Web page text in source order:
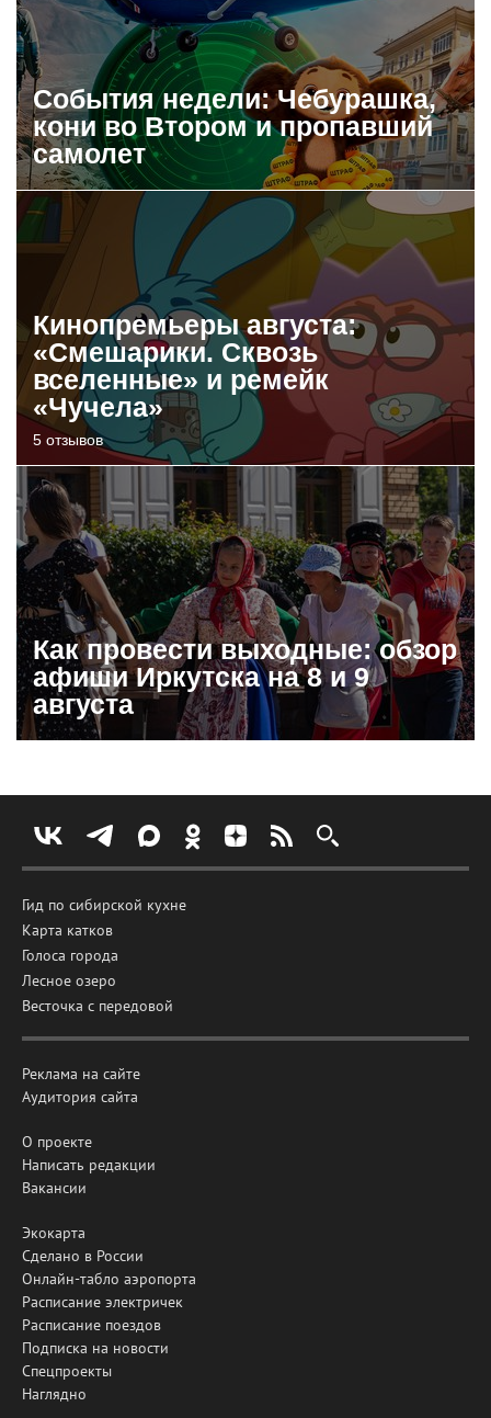
События недели: Чебурашка,
кони во Втором и пропавший
самолет
Кинопремьеры августа:
«Смешарики. Сквозь
вселенные» и ремейк
«Чучела»
5 отзывов
Как провести выходные: обзор
афиши Иркутска на 8 и 9
августа
Гид по сибирской кухне
Карта катков
Голоса города
Лесное озеро
Весточка с передовой
Реклама на сайте
Аудитория сайта
О проекте
Написать редакции
Вакансии
Экокарта
Сделано в России
Онлайн-табло аэропорта
Расписание электричек
Расписание поездов
Подписка на новости
Спецпроекты
Наглядно